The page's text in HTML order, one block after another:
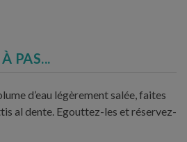
PAS...
d’eau légèrement salée, faites
al dente. Egouttez-les et réservez-